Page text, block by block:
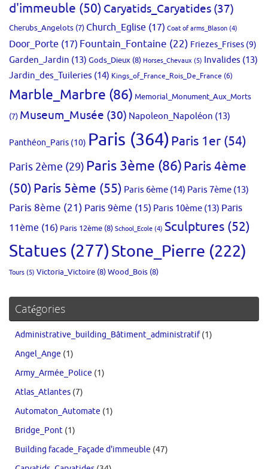
d'immeuble (50) Caryatids_Caryatides (37)
Cherubs_Angelots (7) Church_Eglise (17) Coat of arms_Blason (4)
Door_Porte (17) Fountain_Fontaine (22) Friezes_Frises (9)
Garden_Jardin (13) Gods_Dieux (8) Horses_Chevaux (5) Invalides (13)
Jardin_des_Tuileries (14) Kings_of_France_Rois_De_France (6)
Marble_Marbre (86) Memorial_Monument_Aux_Morts
(7) Museum_Musée (30) Napoleon_Napoléon (13)
Panthéon_Paris (10) Paris (364)Paris 1er (54)
Paris 2ème (29) Paris 3ème (86)Paris 4ème
(50)Paris 5ème (55) Paris 6ème (14) Paris 7ème (13)
Paris 8ème (21) Paris 9ème (15) Paris 10ème (13) Paris
11ème (16) Paris 12ème (8) School_Ecole (4) Sculptures (52)
Statues (277)Stone_Pierre (222)
Tours (5) Victoria_Victoire (8)Wood_Bois (8)
Catégories
Administrative_building_Bâtiment_administratif(1)
Angel_Ange (1)
Army_Armée_Police (1)
Atlas_Atlantes (7)
Automaton_Automate (1)
Bridge_Pont (1)
Building facade_Façade d'immeuble (47)